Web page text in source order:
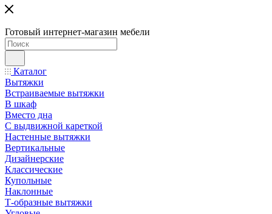
Готовый интернет-магазин мебели
Каталог
Вытяжки
Встраиваемые вытяжки
В шкаф
Вместо дна
С выдвижной кареткой
Настенные вытяжки
Вертикальные
Дизайнерские
Классические
Купольные
Наклонные
Т-образные вытяжки